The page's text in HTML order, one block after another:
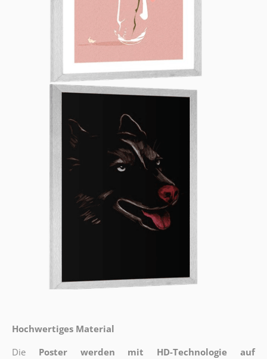
Hochwertiges Material
Die
Poster werden mit HD-Technologie auf